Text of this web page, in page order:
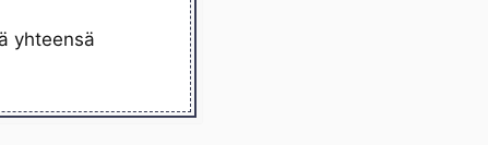
yhteensä